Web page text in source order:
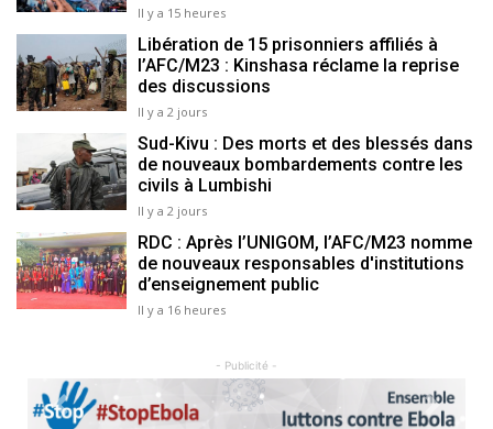
Il y a 15 heures
Libération de 15 prisonniers affiliés à
l’AFC/M23 : Kinshasa réclame la reprise
des discussions
Il y a 2 jours
Sud-Kivu : Des morts et des blessés dans
de nouveaux bombardements contre les
civils à Lumbishi
Il y a 2 jours
RDC : Après l’UNIGOM, l’AFC/M23 nomme
de nouveaux responsables d'institutions
d’enseignement public
Il y a 16 heures
- Publicité -
Previous Next